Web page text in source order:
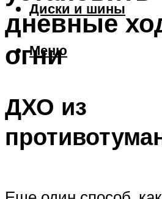
Диски и шины
Меню
дневные
огни
ДХО из